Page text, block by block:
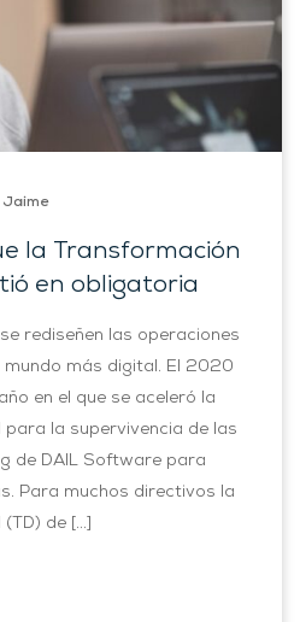
Jaime
la Transformación
en obligatoria
rediseñen las operaciones
mundo más digital. El 2020
en el que se aceleró la
la supervivencia de las
de DAIL Software para
Para muchos directivos la
de […]